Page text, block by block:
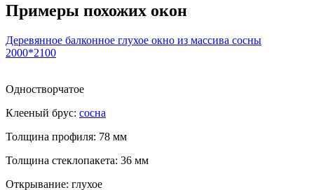
Примеры похожих окон
Деревянное балконное глухое окно из массива сосны
2000*2100
Одностворчатое
Клееный брус: сосна
Толщина профиля: 78 мм
Толщина стеклопакета: 36 мм
Открывание: глухое